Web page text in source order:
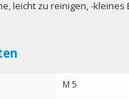
leicht zu reinigen, -kleines
M 5